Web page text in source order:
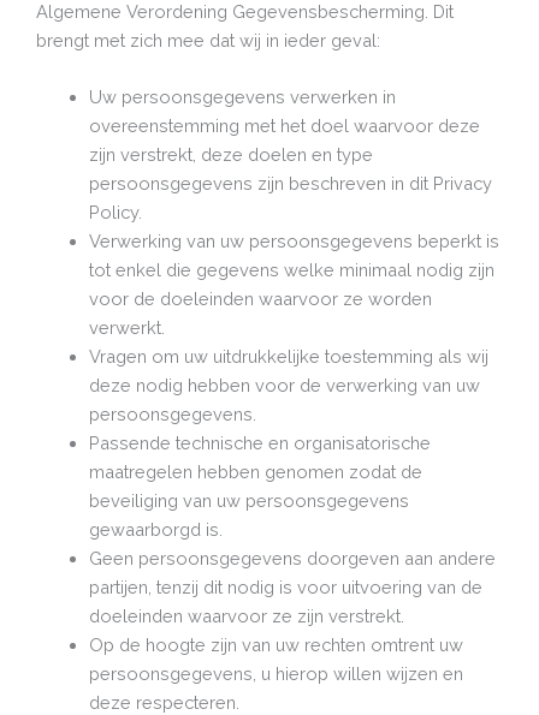
Algemene Verordening Gegevensbescherming. Dit
brengt met zich mee dat wij in ieder geval:
Uw persoonsgegevens verwerken in
overeenstemming met het doel waarvoor deze
zijn verstrekt, deze doelen en type
persoonsgegevens zijn beschreven in dit Privacy
Policy.
Verwerking van uw persoonsgegevens beperkt is
tot enkel die gegevens welke minimaal nodig zijn
voor de doeleinden waarvoor ze worden
verwerkt.
Vragen om uw uitdrukkelijke toestemming als wij
deze nodig hebben voor de verwerking van uw
persoonsgegevens.
Passende technische en organisatorische
maatregelen hebben genomen zodat de
beveiliging van uw persoonsgegevens
gewaarborgd is.
Geen persoonsgegevens doorgeven aan andere
partijen, tenzij dit nodig is voor uitvoering van de
doeleinden waarvoor ze zijn verstrekt.
Op de hoogte zijn van uw rechten omtrent uw
persoonsgegevens, u hierop willen wijzen en
deze respecteren.